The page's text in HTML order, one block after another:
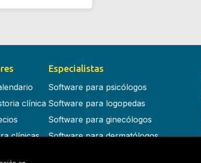
clínica
clínicas
Especialistas
Software para psicólogos
Software para logopedas
Software para ginecólogos
Software para dermatólogos